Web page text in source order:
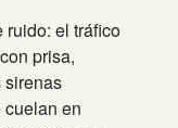
ruido: el tráfico
prisa,
sirenas
en